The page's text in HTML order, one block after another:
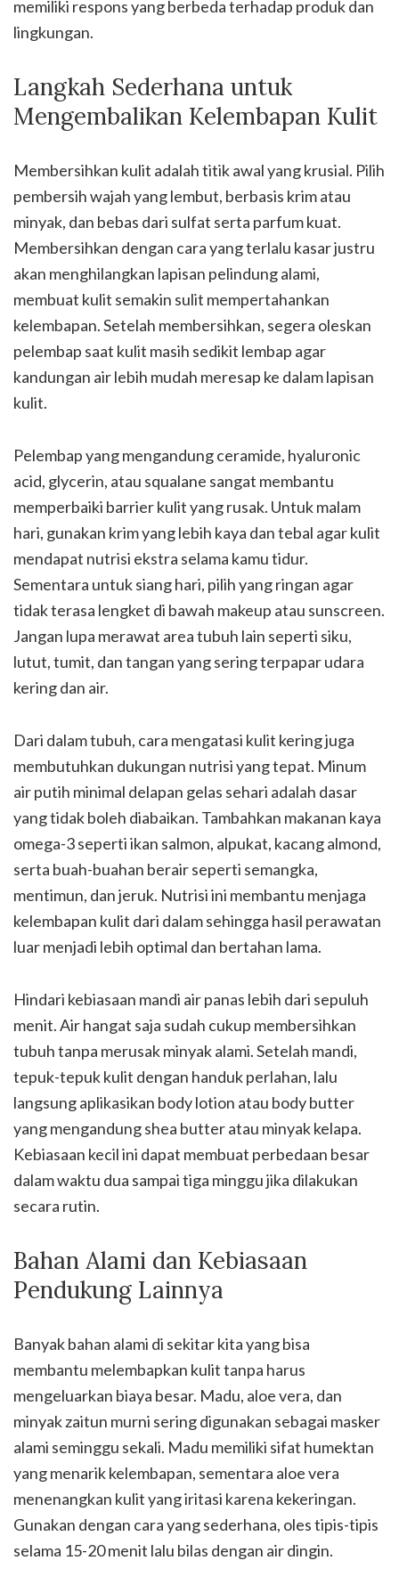
memiliki respons yang berbeda terhadap produk dan
lingkungan.
Langkah Sederhana untuk
Mengembalikan Kelembapan Kulit
Membersihkan kulit adalah titik awal yang krusial. Pilih
pembersih wajah yang lembut, berbasis krim atau
minyak, dan bebas dari sulfat serta parfum kuat.
Membersihkan dengan cara yang terlalu kasar justru
akan menghilangkan lapisan pelindung alami,
membuat kulit semakin sulit mempertahankan
kelembapan. Setelah membersihkan, segera oleskan
pelembap saat kulit masih sedikit lembap agar
kandungan air lebih mudah meresap ke dalam lapisan
kulit.
Pelembap yang mengandung ceramide, hyaluronic
acid, glycerin, atau squalane sangat membantu
memperbaiki barrier kulit yang rusak. Untuk malam
hari, gunakan krim yang lebih kaya dan tebal agar kulit
mendapat nutrisi ekstra selama kamu tidur.
Sementara untuk siang hari, pilih yang ringan agar
tidak terasa lengket di bawah makeup atau sunscreen.
Jangan lupa merawat area tubuh lain seperti siku,
lutut, tumit, dan tangan yang sering terpapar udara
kering dan air.
Dari dalam tubuh, cara mengatasi kulit kering juga
membutuhkan dukungan nutrisi yang tepat. Minum
air putih minimal delapan gelas sehari adalah dasar
yang tidak boleh diabaikan. Tambahkan makanan kaya
omega-3 seperti ikan salmon, alpukat, kacang almond,
serta buah-buahan berair seperti semangka,
mentimun, dan jeruk. Nutrisi ini membantu menjaga
kelembapan kulit dari dalam sehingga hasil perawatan
luar menjadi lebih optimal dan bertahan lama.
Hindari kebiasaan mandi air panas lebih dari sepuluh
menit. Air hangat saja sudah cukup membersihkan
tubuh tanpa merusak minyak alami. Setelah mandi,
tepuk-tepuk kulit dengan handuk perlahan, lalu
langsung aplikasikan body lotion atau body butter
yang mengandung shea butter atau minyak kelapa.
Kebiasaan kecil ini dapat membuat perbedaan besar
dalam waktu dua sampai tiga minggu jika dilakukan
secara rutin.
Bahan Alami dan Kebiasaan
Pendukung Lainnya
Banyak bahan alami di sekitar kita yang bisa
membantu melembapkan kulit tanpa harus
mengeluarkan biaya besar. Madu, aloe vera, dan
minyak zaitun murni sering digunakan sebagai masker
alami seminggu sekali. Madu memiliki sifat humektan
yang menarik kelembapan, sementara aloe vera
menenangkan kulit yang iritasi karena kekeringan.
Gunakan dengan cara yang sederhana, oles tipis-tipis
selama 15-20 menit lalu bilas dengan air dingin.